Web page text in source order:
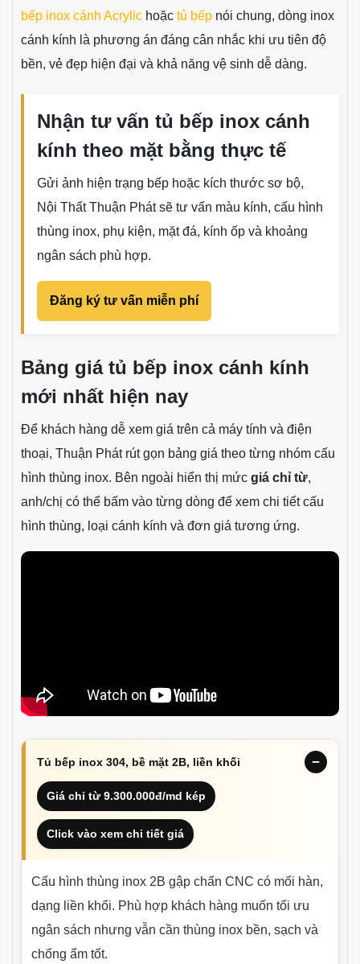
bếp inox cánh Acrylic hoặc tủ bếp nói chung, dòng inox
cánh kính là phương án đáng cân nhắc khi ưu tiên độ
bền, vẻ đẹp hiện đại và khả năng vệ sinh dễ dàng.
Nhận tư vấn tủ bếp inox cánh
kính theo mặt bằng thực tế
Gửi ảnh hiện trạng bếp hoặc kích thước sơ bộ,
Nội Thất Thuận Phát sẽ tư vấn màu kính, cấu hình
thùng inox, phụ kiện, mặt đá, kính ốp và khoảng
ngân sách phù hợp.
Đăng ký tư vấn miễn phí
Bảng giá tủ bếp inox cánh kính
mới nhất hiện nay
Để khách hàng dễ xem giá trên cả máy tính và điện
thoại, Thuận Phát rút gọn bảng giá theo từng nhóm cấu
hình thùng inox. Bên ngoài hiển thị mức giá chỉ từ,
anh/chị có thể bấm vào từng dòng để xem chi tiết cấu
hình thùng, loại cánh kính và đơn giá tương ứng.
Tủ bếp inox 304, bề mặt 2B, liền khối
Giá chỉ từ 9.300.000đ/md kép
Click vào xem chi tiết giá
Cấu hình thùng inox 2B gập chấn CNC có mối hàn,
dạng liền khối. Phù hợp khách hàng muốn tối ưu
ngân sách nhưng vẫn cần thùng inox bền, sạch và
chống ẩm tốt.